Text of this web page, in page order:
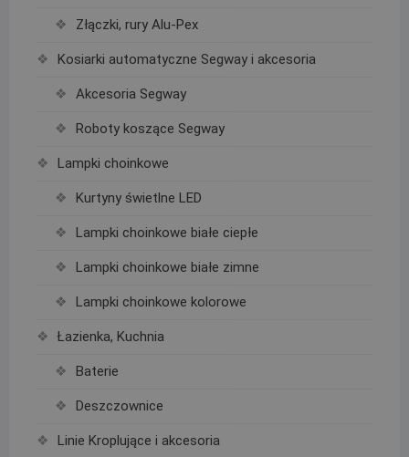
Złączki, rury Alu-Pex
Kosiarki automatyczne Segway i akcesoria
Akcesoria Segway
Roboty koszące Segway
Lampki choinkowe
Kurtyny świetlne LED
Lampki choinkowe białe ciepłe
Lampki choinkowe białe zimne
Lampki choinkowe kolorowe
Łazienka, Kuchnia
Baterie
Deszczownice
Linie Kroplujące i akcesoria